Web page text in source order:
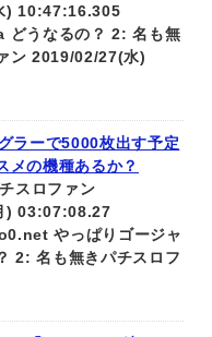
) 10:47:16.305
どうなるの？ 2: 名も無
ン 2019/02/27(水)
ラーで5000枚出す予定
メの機種あるか？
スロファン
) 03:07:08.27
やっぱりゴージャ
2: 名も無きパチスロフ